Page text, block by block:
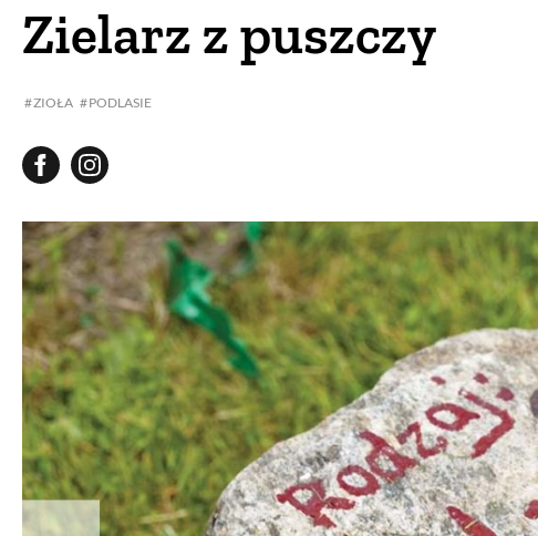
Zielarz z puszczy
ZIOŁA PODLASIE
PROJEKTOWANIE
ZWYCZAJE ZRÓB
DANIA GŁÓWNE